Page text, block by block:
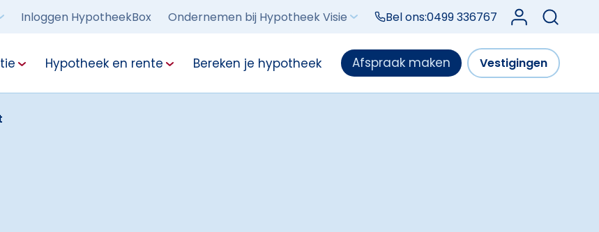
Inloggen HypotheekBox Ondernemen bij Hypotheek Visie Bel ons:0499 336767 Log in bij Mijn
Hypotheek en rente Bereken je hypotheek Afspraak maken Vestigingen